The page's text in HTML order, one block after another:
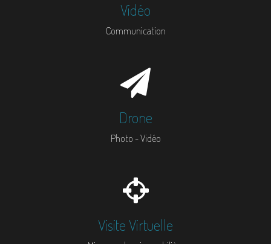
Vidéo
Communication
Drone
Photo - Vidéo
Visite Virtuelle